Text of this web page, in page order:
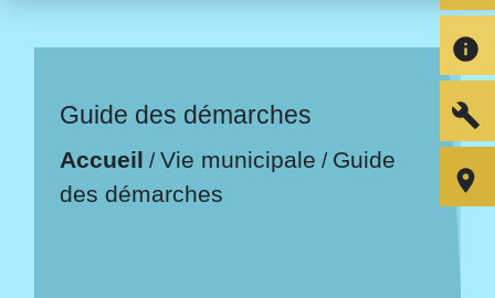
Guide des démarches
Accueil /Vie municipale / Guide
des démarches
info
build
room